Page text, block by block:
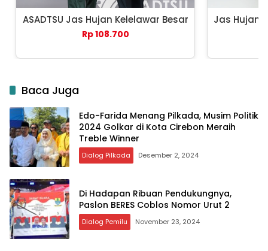
ASADTSU Jas Hujan Kelelawar Besar
Rp 108.700
Jas Hujan
Baca Juga
Edo-Farida Menang Pilkada, Musim Politik
2024 Golkar di Kota Cirebon Meraih
Treble Winner
Dialog Pilkada Desember 2, 2024
Di Hadapan Ribuan Pendukungnya,
Paslon BERES Coblos Nomor Urut 2
Dialog Pemilu November 23, 2024